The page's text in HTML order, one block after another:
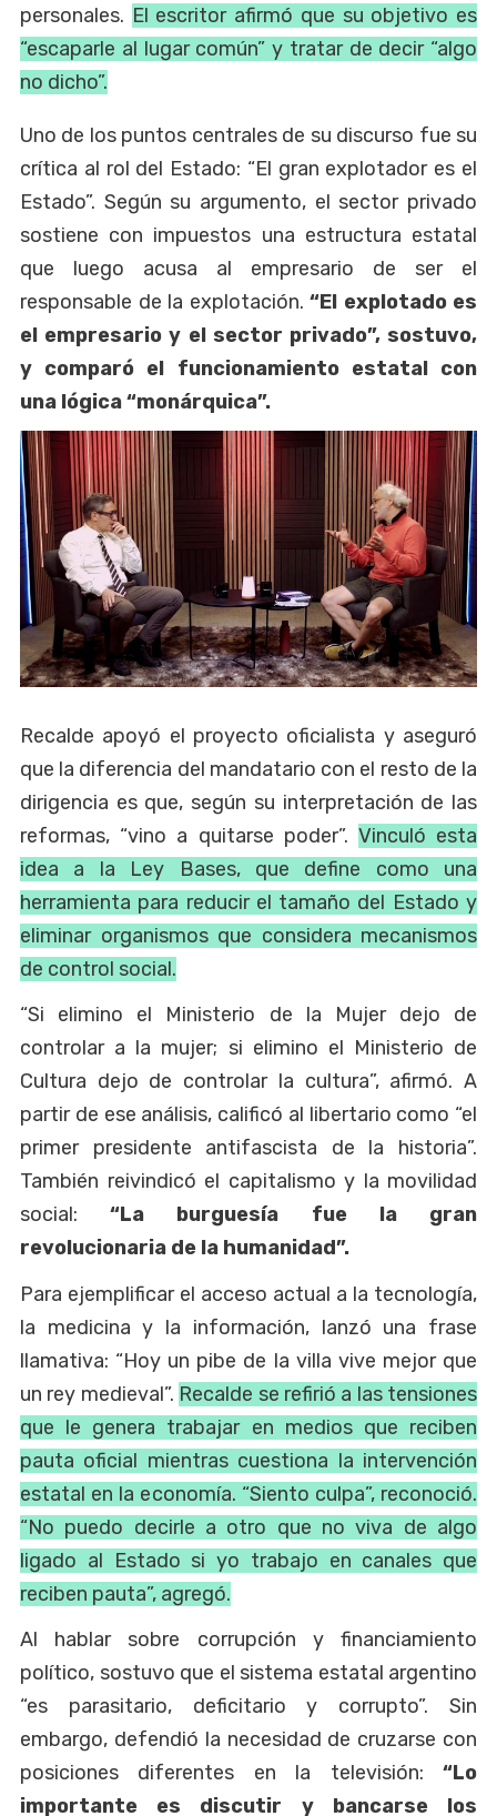
personales. El escritor afirmó que su objetivo es
“escaparle al lugar común” y tratar de decir “algo
no dicho”.
Uno de los puntos centrales de su discurso fue su
crítica al rol del Estado: “El gran explotador es el
Estado”. Según su argumento, el sector privado
sostiene con impuestos una estructura estatal
que luego acusa al empresario de ser el
responsable de la explotación. “El explotado es
el empresario y el sector privado”, sostuvo,
y comparó el funcionamiento estatal con
una lógica “monárquica”.
Recalde apoyó el proyecto oficialista y aseguró
que la diferencia del mandatario con el resto de la
dirigencia es que, según su interpretación de las
reformas, “vino a quitarse poder”. Vinculó esta
idea a la Ley Bases, que define como una
herramienta para reducir el tamaño del Estado y
eliminar organismos que considera mecanismos
de control social.
“Si elimino el Ministerio de la Mujer dejo de
controlar a la mujer; si elimino el Ministerio de
Cultura dejo de controlar la cultura”, afirmó. A
partir de ese análisis, calificó al libertario como “el
primer presidente antifascista de la historia”.
También reivindicó el capitalismo y la movilidad
social:“La burguesía fue la gran
revolucionaria de la humanidad”.
Para ejemplificar el acceso actual a la tecnología,
la medicina y la información, lanzó una frase
llamativa: “Hoy un pibe de la villa vive mejor que
un rey medieval”. Recalde se refirió a las tensiones
que le genera trabajar en medios que reciben
pauta oficial mientras cuestiona la intervención
estatal en la economía. “Siento culpa”, reconoció.
“No puedo decirle a otro que no viva de algo
ligado al Estado si yo trabajo en canales que
reciben pauta”, agregó.
Al hablar sobre corrupción y financiamiento
político, sostuvo que el sistema estatal argentino
“es parasitario, deficitario y corrupto”. Sin
embargo, defendió la necesidad de cruzarse con
posiciones diferentes en la televisión: “Lo
importante es discutir y bancarse los